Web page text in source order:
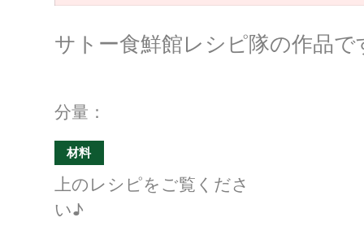
サトー食鮮館レシピ隊の作品で
分量：
材料
上のレシピをご覧くださ
い♪